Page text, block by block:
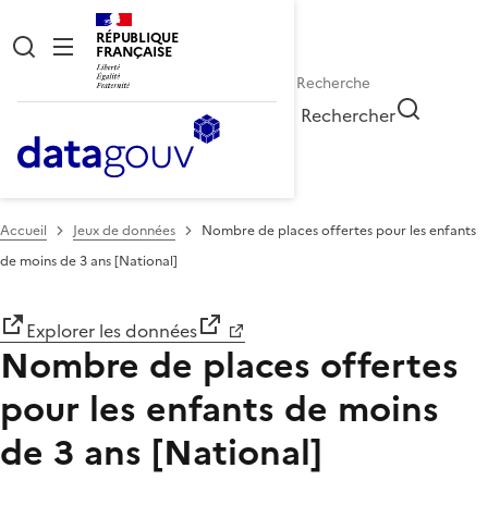
RÉPUBLIQUE
FRANÇAISE
Rechercher
Accueil Jeux de données
Nombre de places offertes pour les enfants
de moins de 3 ans [National]
Explorer les données
Nombre de places offertes
pour les enfants de moins
de 3 ans [National]